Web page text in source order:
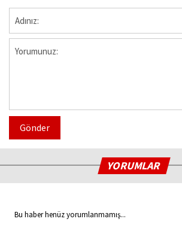
Gönder
YORUMLAR
Bu haber henüz yorumlanmamış...